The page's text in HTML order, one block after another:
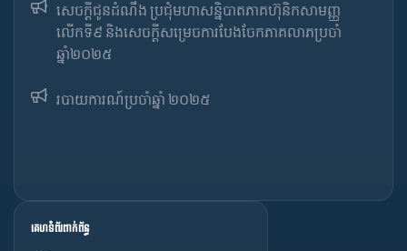
សេចក្តីជូនដំណឹង ប្រជុំមហាសន្និបាតភាគហ៊ុនិកសាមញ្ញ
លើកទី៩ និងសេចក្តីសម្រេចការបែងចែកភាគលាភប្រចាំ
ឆ្នាំ២០២៥​
របាយការណ៍​​ប្រចាំ​ឆ្នាំ ២០២៥
គេហទំព័រពាក់ព័ន្ធ